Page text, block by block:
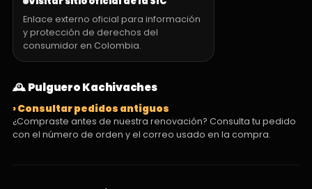
Enlace externo oficial para información
y protección de derechos del
consumidor en Colombia.
🕰️ Pulguero Kachivaches
› Consultar pedidos antiguos
¿Compraste antes de nuestra renovación? Consulta tu pedido
con el número de orden y el correo usado en la compra.